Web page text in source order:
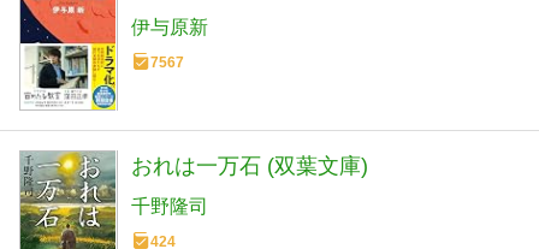
伊与原新
7567
おれは一万石 (双葉文庫)
千野隆司
424